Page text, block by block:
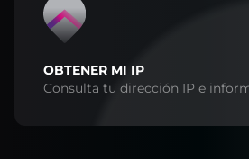
OBTENER MI IP
Consulta tu dirección IP e